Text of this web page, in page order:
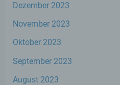
Dezember 2023
November 2023
Oktober 2023
September 2023
August 2023
Profiling ist jede Art
Verarbeitung
die darin besteht,
werden, um
Aspekte, die sich
beziehen, zu
Aspekte bezüglich